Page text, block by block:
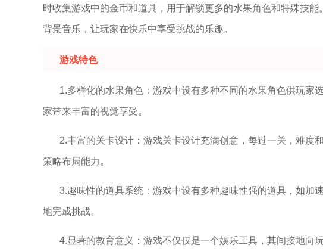
时收集游戏中的金币和道具，用于解锁更多的水果角色和特殊技
背景音乐，让玩家在快乐中享受挑战的乐趣。
游戏特色
1.多样化的水果角色：游戏中设有多种不同的水果角色供玩家
家带来丰富的视觉享受。
2.丰富的关卡设计：游戏关卡设计充满创意，每过一关，难度
策略布局能力。
3.趣味性的道具系统：游戏中设有多种趣味性强的道具，如加
地完成挑战。
4.显著的教育意义：游戏不仅仅是一个娱乐工具，其间接地向